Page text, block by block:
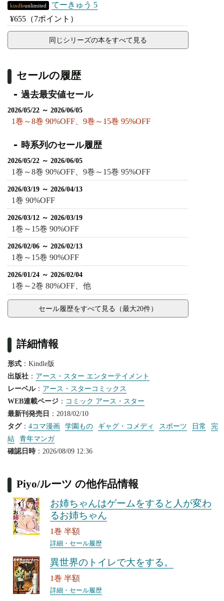
kindleunlimited
てーきゅう 5
¥655 （7ポイント）
同じシリーズの本をすべて見る
セールの履歴
過去最安値セール
2026/05/22 ～ 2026/06/05
1巻～8巻 90%OFF、9巻～15巻 95%OFF
時系列のセール履歴
2026/05/22 ～ 2026/06/05
1巻～8巻 90%OFF、9巻～15巻 95%OFF
2026/03/19 ～ 2026/04/13
1巻 90%OFF
2026/03/12 ～ 2026/03/19
1巻～15巻 90%OFF
2026/02/06 ～ 2026/02/13
1巻～15巻 90%OFF
2026/01/24 ～ 2026/02/04
1巻～2巻 80%OFF、他
セール履歴をすべて見る（最大20件）
詳細情報
形式 ：Kindle版
出版社 ： アース・スター エンターテイメント
レーベル： アース・スターコミックス
WEB連載ページ ： コミック アース・スター
最新刊発売日 ：2018/02/10
タグ： 4コマ漫画 学園もの ギャグ・コメディ スポーツ 日常
完
結
青年マンガ
確認日時：2026/08/09 12:36
Piyo/ルーツ の他作品情報
お姉ちゃんはゲームをすると人が変わ
るお姉ちゃん
1巻 半額
詳細・セール履歴
異世界のトイレで大をする。
1巻 半額
詳細・セール履歴